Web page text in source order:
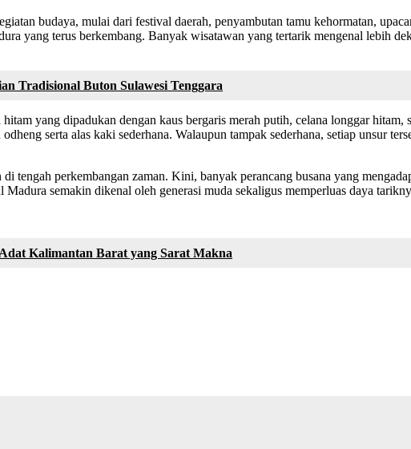
budaya, mulai dari festival daerah, penyambutan tamu kehormatan,
yang terus berkembang. Banyak wisatawan yang tertarik mengenal lebih
Tradisional Buton Sulawesi Tenggara
yang dipadukan dengan kaus bergaris merah putih, celana longgar
serta alas kaki sederhana. Walaupun tampak sederhana, setiap unsur
tengah perkembangan zaman. Kini, banyak perancang busana yang
semakin dikenal oleh generasi muda sekaligus memperluas daya
Kalimantan Barat yang Sarat Makna